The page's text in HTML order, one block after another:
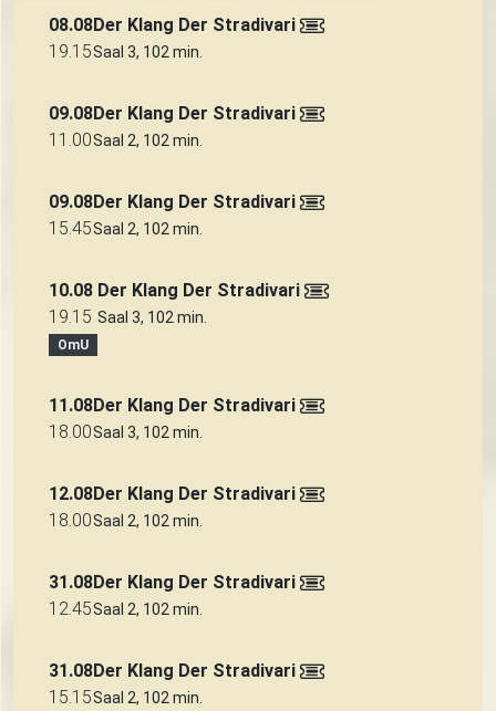
08.08
19.15
Der Klang Der Stradivari
Saal 3, 102 min.
09.08
11.00
Der Klang Der Stradivari
Saal 2, 102 min.
09.08
15.45
Der Klang Der Stradivari
Saal 2, 102 min.
10.08
19.15
OmU
Der Klang Der Stradivari
Saal 3, 102 min.
11.08
18.00
Der Klang Der Stradivari
Saal 3, 102 min.
12.08
18.00
Der Klang Der Stradivari
Saal 2, 102 min.
31.08
12.45
Der Klang Der Stradivari
Saal 2, 102 min.
31.08
15.15
Der Klang Der Stradivari
Saal 2, 102 min.